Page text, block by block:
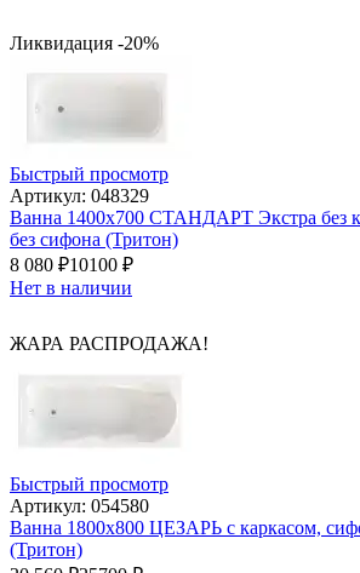
Ликвидация -20%
Быстрый просмотр
Артикул: 048329
Ванна 1400х700 СТАНДАРТ Экстра без
без сифона (Тритон)
8 080 ₽10100 ₽
Нет в наличии
ЖАРА РАСПРОДАЖА!
Быстрый просмотр
Артикул: 054580
Ванна 1800х800 ЦЕЗАРЬ с каркасом,
(Тритон)